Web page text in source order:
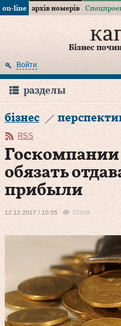
on-line архів номерів
Бізнес
Войти
разделы
бізнес
RSS
Госкомпании
обязать
прибыли
12.12.2017 / 10:55 22609